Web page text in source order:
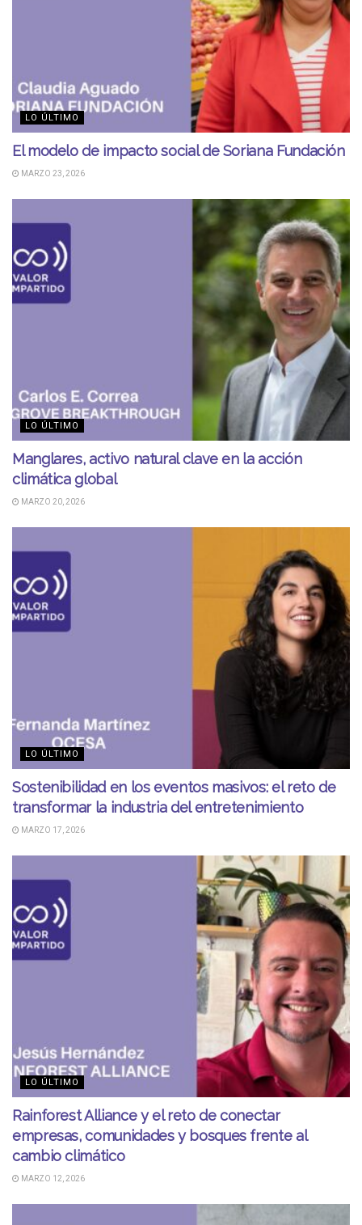
LO ÚLTIMO
El modelo de impacto social de Soriana Fundación
MARZO 23, 2026
LO ÚLTIMO
Manglares, activo natural clave en la acción
climática global
MARZO 20, 2026
LO ÚLTIMO
Sostenibilidad en los eventos masivos: el reto de
transformar la industria del entretenimiento
MARZO 17, 2026
LO ÚLTIMO
Rainforest Alliance y el reto de conectar
empresas, comunidades y bosques frente al
cambio climático
MARZO 12, 2026